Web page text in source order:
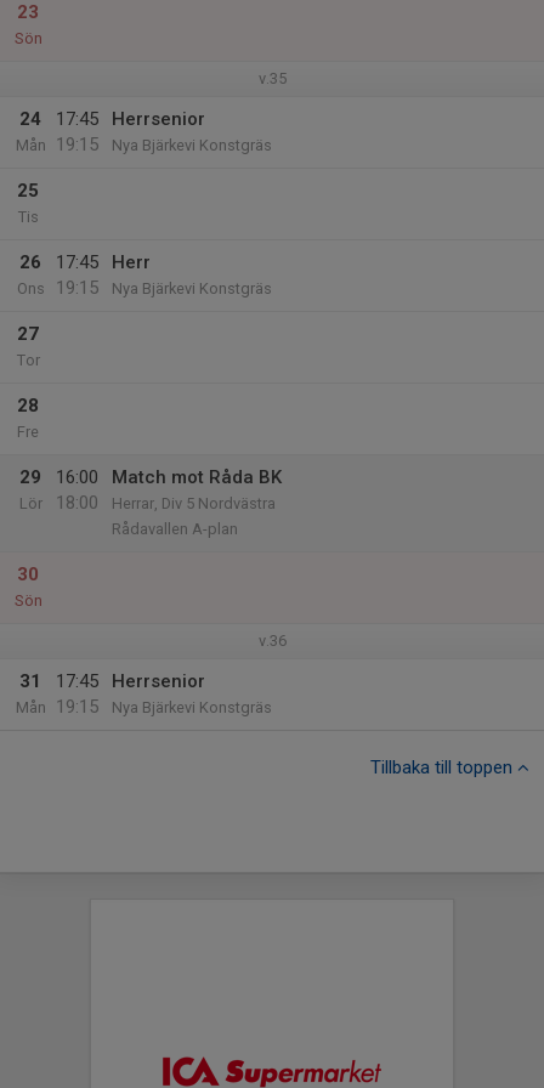
23
Sön
v.35
24
Mån
17:45
19:15
Herrsenior
Nya Bjärkevi Konstgräs
25
Tis
26
Ons
17:45
19:15
Herr
Nya Bjärkevi Konstgräs
27
Tor
28
Fre
29
Lör
16:00
18:00
Match mot Råda BK
Herrar, Div 5 Nordvästra
Rådavallen A-plan
30
Sön
v.36
31
Mån
17:45
19:15
Herrsenior
Nya Bjärkevi Konstgräs
Tillbaka till toppen